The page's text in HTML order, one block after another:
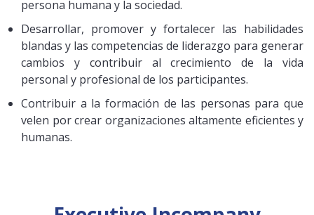
persona humana y la sociedad.
Desarrollar, promover y fortalecer las habilidades
blandas y las competencias de liderazgo para generar
cambios y contribuir al crecimiento de la vida
personal y profesional de los participantes.
Contribuir a la formación de las personas para que
velen por crear organizaciones altamente eficientes y
humanas.